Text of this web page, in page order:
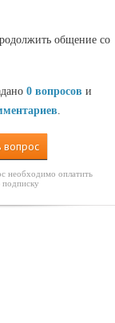
общение со
0 вопросов и
вопрос
необходимо оплатить